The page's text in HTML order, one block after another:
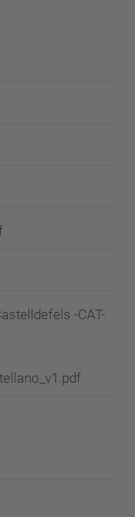
-CAT-